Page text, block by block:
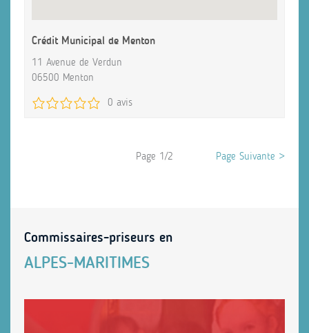
Crédit Municipal de Menton
11 Avenue de Verdun
06500 Menton
0 avis
Page 1/2 Page Suivante >
Commissaires-priseurs en
ALPES-MARITIMES